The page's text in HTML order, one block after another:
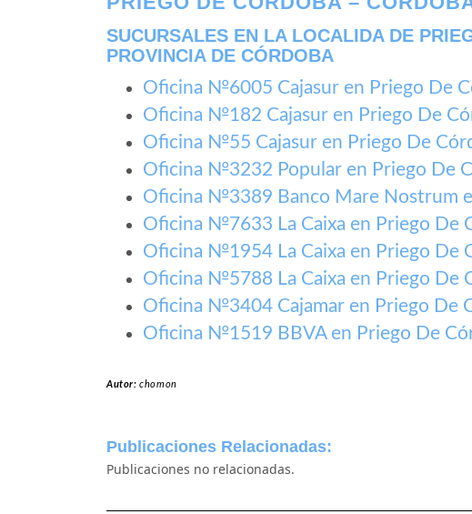
SUCURSALES EN LA LOCALIDA DE
PROVINCIA DE CÓRDOBA
Oficina №6005 Cajasur en Priego De
Oficina №182 Cajasur en Priego De
Oficina №55 Cajasur en Priego De
Oficina №3232 Popular en Priego De
Oficina №3389 Banco Mare Nostrum
Oficina №7633 La Caixa en Priego De
Oficina №1954 La Caixa en Priego De
Oficina №5788 La Caixa en Priego De
Oficina №3404 Cajamar en Priego De
Oficina №1519 BBVA en Priego De
Autor:chomon
Publicaciones Relacionadas:
Publicaciones no relacionadas.